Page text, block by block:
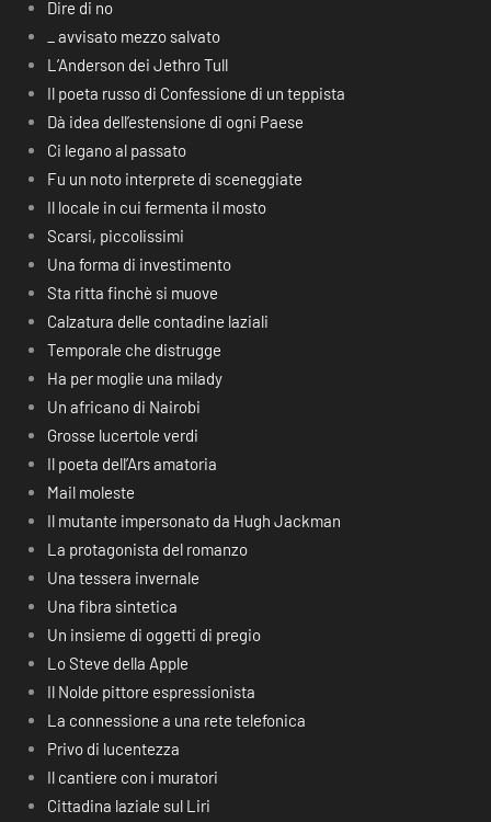
Dire di no
_ avvisato mezzo salvato
L’Anderson dei Jethro Tull
Il poeta russo di Confessione di un teppista
Dà idea dell’estensione di ogni Paese
Ci legano al passato
Fu un noto interprete di sceneggiate
Il locale in cui fermenta il mosto
Scarsi, piccolissimi
Una forma di investimento
Sta ritta finchè si muove
Calzatura delle contadine laziali
Temporale che distrugge
Ha per moglie una milady
Un africano di Nairobi
Grosse lucertole verdi
Il poeta dell’Ars amatoria
Mail moleste
Il mutante impersonato da Hugh Jackman
La protagonista del romanzo
Una tessera invernale
Una fibra sintetica
Un insieme di oggetti di pregio
Lo Steve della Apple
Il Nolde pittore espressionista
La connessione a una rete telefonica
Privo di lucentezza
Il cantiere con i muratori
Cittadina laziale sul Liri